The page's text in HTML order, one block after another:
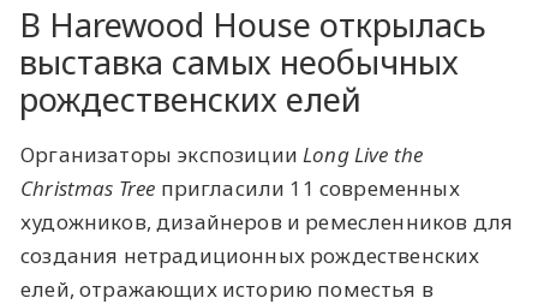
В Harewood House открылась
выставка самых необычных
рождественских елей
Организаторы экспозиции Long Live the
Christmas Tree пригласили 11 современных
художников, дизайнеров и ремесленников для
создания нетрадиционных рождественских
елей, отражающих историю поместья в